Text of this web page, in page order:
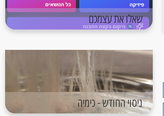
שאלו את עצמכם
ניסוי החודש - כימיה